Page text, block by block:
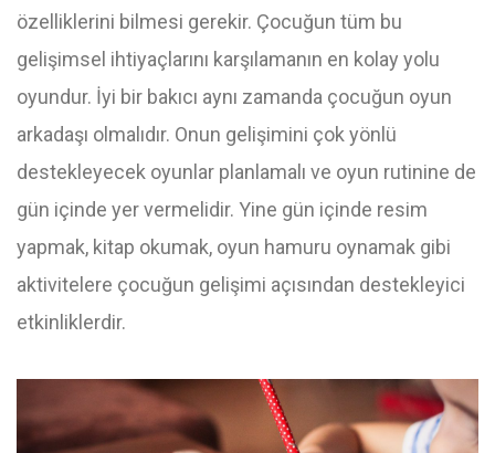
özelliklerini bilmesi gerekir. Çocuğun tüm bu
gelişimsel ihtiyaçlarını karşılamanın en kolay yolu
oyundur. İyi bir bakıcı aynı zamanda çocuğun oyun
arkadaşı olmalıdır. Onun gelişimini çok yönlü
destekleyecek oyunlar planlamalı ve oyun rutinine de
gün içinde yer vermelidir. Yine gün içinde resim
yapmak, kitap okumak, oyun hamuru oynamak gibi
aktivitelere çocuğun gelişimi açısından destekleyici
etkinliklerdir.